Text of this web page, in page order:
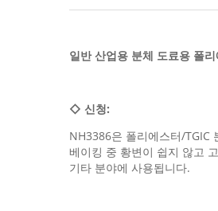
일반 산업용 분체 도료용 폴
◇ 신청:
NH3386은 폴리에스터/TGIC
베이킹 중 황변이 쉽지 않고
기타 분야에 사용됩니다.